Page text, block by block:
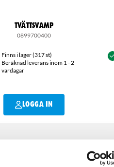
TVÄTTSVAMP
0899700400
Finns i lager (317 st)
Beräknad leverans inom 1 - 2
vardagar
LOGGA IN